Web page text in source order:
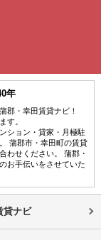
年
郡・幸田賃貸ナビ！
す。
ション・貸家・月極駐
蒲郡市・幸田町の賃貸
わせください。 蒲郡・
お手伝いをさせていた
貸ナビ